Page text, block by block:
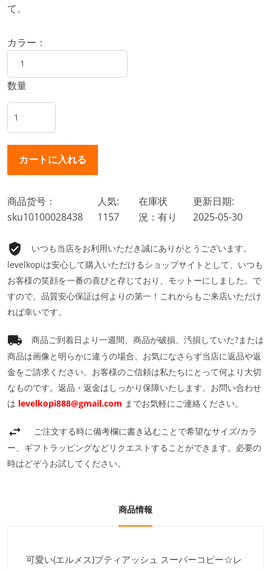
て。
カラー：
数量
商品货号：
sku10100028438
人気:
1157
在庫状
況：有り
更新日期:
2025-05-30
いつも当店をお利用いただき誠にありがとうございます。
levelkopiは安心して購入いただけるショップサイトとして、いつも
お客様の笑顔を一番の喜びと存じており、モットーにしました。で
すので、品質安心保証は何よりの第一！これからもご来店いただけ
れば幸いです。
商品ご到着日より一週間、商品が破損、汚損していた?または
商品は画像と明らかに違うの場合、お気になさらず当店に返品や返
金をご請求ください。お客様のご信頼は私たちにとって何より大切
なものです。返品・返金はしっかり保障いたします。お問い合わせ
は levelkopi888@gmail.com までお気軽にご連絡ください。
ご注文する時に備考欄に書き込むことで希望なサイズ/カラ
ー、ギフトラッピングなどリクエストすることができます。必要の
時はどぞうお試してください。
商品情報
可愛い(エルメス)プティアッシュ スーパーコピー☆レ